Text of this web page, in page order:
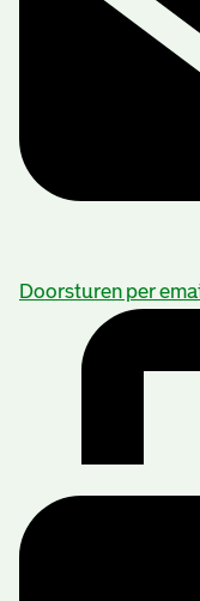
Doorsturen per